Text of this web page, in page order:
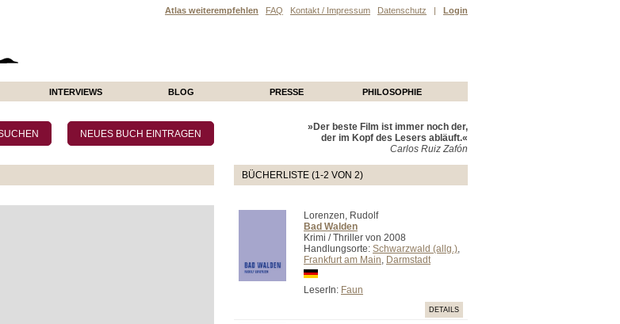
Atlas weiterempfehlen FAQ Kontakt / Impressum Datenschutz | Login
INTERVIEWS BLOG PRESSE PHILOSOPHIE
»Der beste Film ist immer noch der,
der im Kopf des Lesers abläuft.«
Carlos Ruiz Zafón
BÜCHERLISTE (1-2 VON 2)
Lorenzen, Rudolf
Bad Walden
Krimi / Thriller von 2008
Handlungsorte: Schwarzwald (allg.),
Frankfurt am Main, Darmstadt
LeserIn: Faun
DETAILS